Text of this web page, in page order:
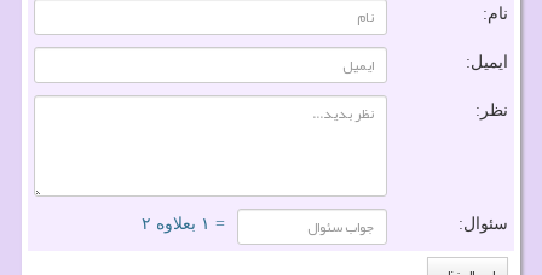
نام:
ایمیل:
نظر:
سئوال: = ۱ بعلاوه ۲